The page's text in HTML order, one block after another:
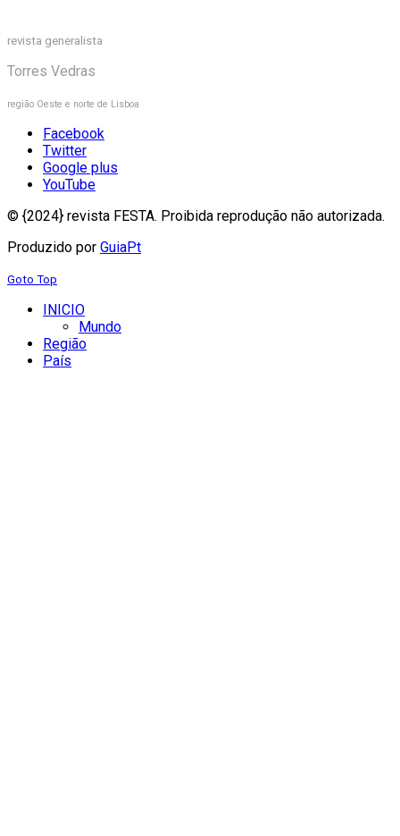
revista generalista
Torres Vedras
região Oeste e norte de Lisboa
Facebook
Twitter
Google plus
YouTube
© {2024} revista FESTA. Proibida reprodução não autorizada.
Produzido por GuiaPt
Goto Top
INICIO
Mundo
Região
País